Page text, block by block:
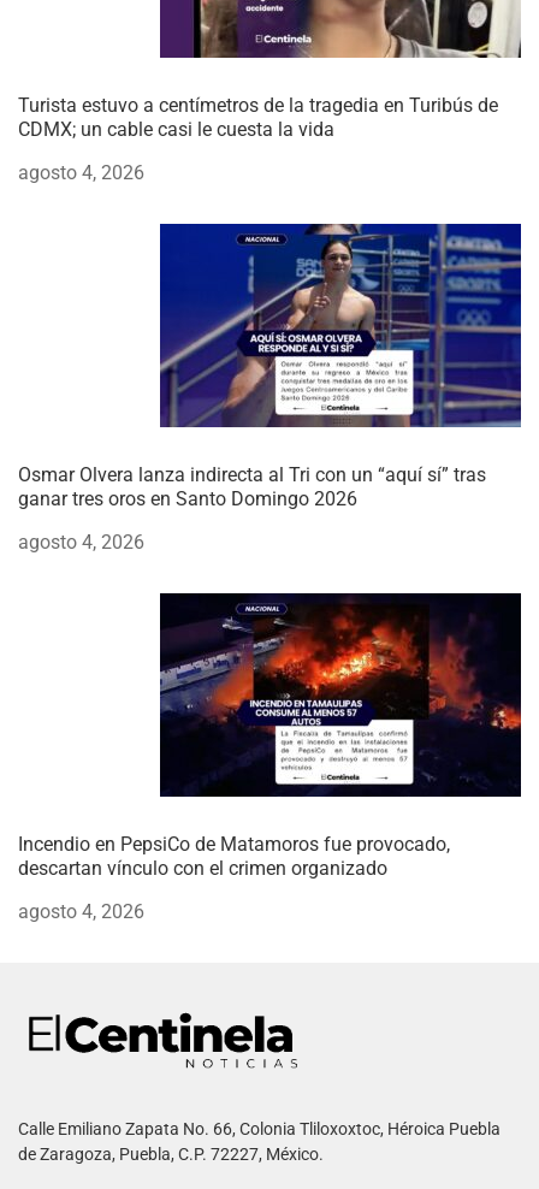
Turista estuvo a centímetros de la tragedia en Turibús de
CDMX; un cable casi le cuesta la vida
agosto 4, 2026
Osmar Olvera lanza indirecta al Tri con un “aquí sí” tras
ganar tres oros en Santo Domingo 2026
agosto 4, 2026
Incendio en PepsiCo de Matamoros fue provocado,
descartan vínculo con el crimen organizado
agosto 4, 2026
Calle Emiliano Zapata No. 66, Colonia Tliloxoxtoc, Héroica Puebla
de Zaragoza, Puebla, C.P. 72227, México.